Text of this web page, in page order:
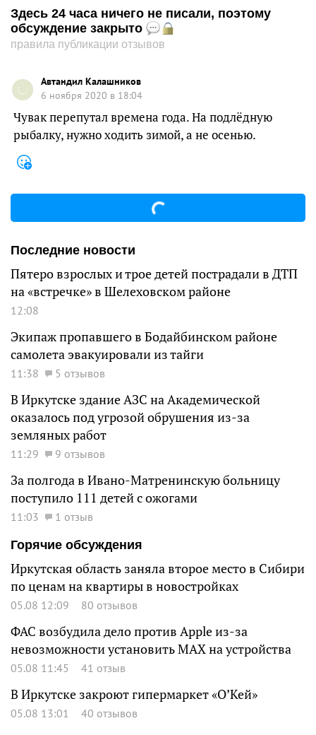
Здесь 24 часа ничего не писали, поэтому
обсуждение закрыто
правила публикации отзывов
Автандил Калашников
6 ноября 2020 в 18:04
Чувак перепутал времена года. На подлёдную
рыбалку, нужно ходить зимой, а не осенью.
Последние новости
Пятеро взрослых и трое детей пострадали в ДТП
на «встречке» в Шелеховском районе
12:08
Экипаж пропавшего в Бодайбинском районе
самолета эвакуировали из тайги
11:38 5 отзывов
В Иркутске здание АЗС на Академической
оказалось под угрозой обрушения из-за
земляных работ
11:29 9 отзывов
За полгода в Ивано-Матренинскую больницу
поступило 111 детей с ожогами
11:03
1 отзыв
Горячие обсуждения
Иркутская область заняла второе место в Сибири
по ценам на квартиры в новостройках
05.08 12:09 80 отзывов
ФАС возбудила дело против Apple из-за
невозможности установить MAX на устройства
05.08 11:45 41 отзыв
В Иркутске закроют гипермаркет «О’Кей»
05.08 13:01 40 отзывов